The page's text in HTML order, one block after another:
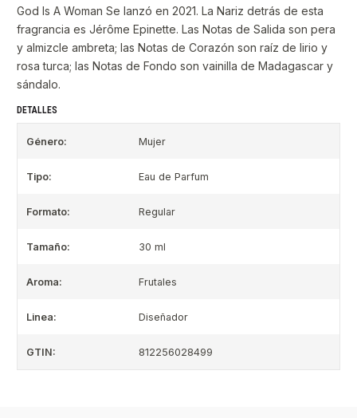
God Is A Woman Se lanzó en 2021. La Nariz detrás de esta
fragrancia es Jérôme Epinette. Las Notas de Salida son pera
y almizcle ambreta; las Notas de Corazón son raíz de lirio y
rosa turca; las Notas de Fondo son vainilla de Madagascar y
sándalo.
DETALLES
Género: Mujer
Tipo: Eau de Parfum
Formato: Regular
Tamaño: 30 ml
Aroma: Frutales
Linea: Diseñador
GTIN: 812256028499